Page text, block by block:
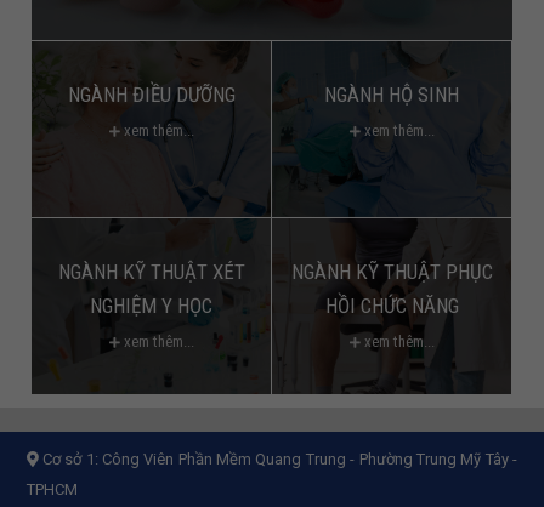
NGÀNH ĐIỀU DƯỠNG
xem thêm...
NGÀNH HỘ SINH
xem thêm...
NGÀNH KỸ THUẬT XÉT
NGHIỆM Y HỌC
xem thêm...
NGÀNH KỸ THUẬT PHỤC
HỒI CHỨC NĂNG
xem thêm...
Cơ sở 1: Công Viên Phần Mềm Quang Trung - Phường Trung Mỹ Tây -
TPHCM